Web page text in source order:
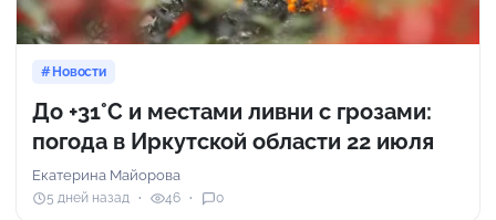
Новости
До +31°C и местами ливни с грозами:
погода в Иркутской области 22 июля
Екатерина Майорова
5 дней назад 46 0